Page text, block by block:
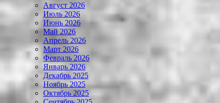
Август 2026
Июль 2026
Июнь 2026
Май 2026
Апрель 2026
Март 2026
Февраль 2026
Январь 2026
Декабрь 2025
Ноябрь 2025
Октябрь 2025